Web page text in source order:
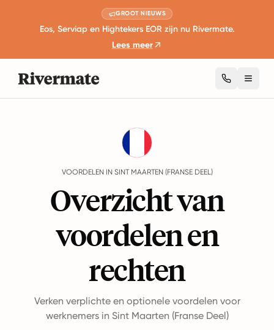
GROOT NIEUWS
Eos, Serviap en Hightekers EOR zijn nu Rivermate.
Lees meer
VOORDELEN IN SINT MAARTEN (FRANSE DEEL)
Overzicht van
voordelen en
rechten
Verken verplichte en optionele voordelen voor
werknemers in Sint Maarten (Franse Deel)